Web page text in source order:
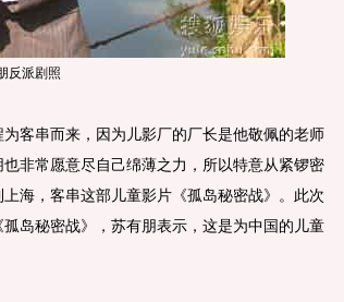
反派剧照
串而来，因为儿影厂的厂长是他敬佩的老师
非常愿意尽自己绵薄之力，所以特意从紧锣密
海，客串这部儿童影片《孤岛秘密战》。此次
岛秘密战》，苏有朋表示，这是为中国的儿童